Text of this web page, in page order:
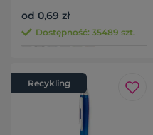
od 0,69 zł
Dostępność: 35489 szt.
Recykling